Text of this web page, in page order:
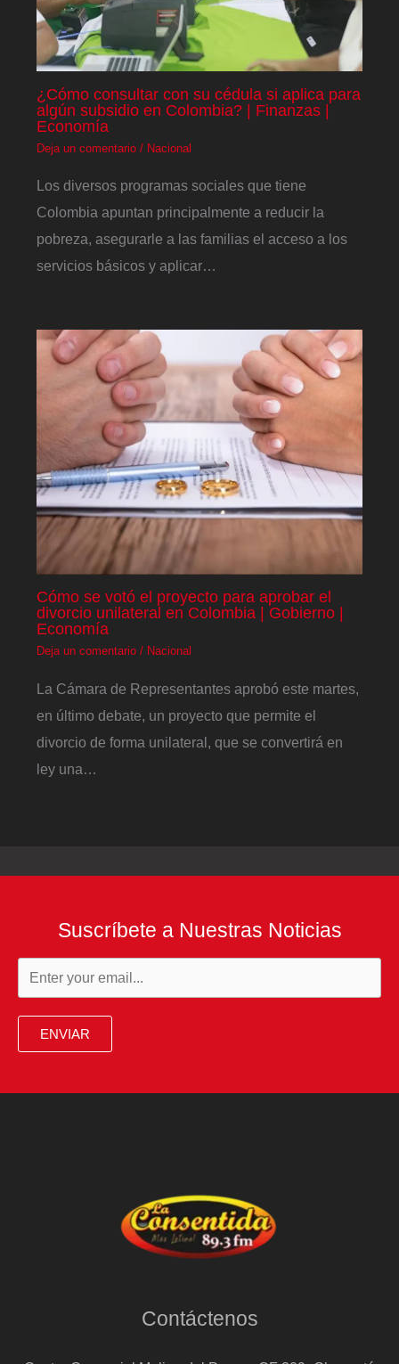
¿Cómo consultar con su cédula si aplica para
algún subsidio en Colombia? | Finanzas |
Economía
Deja un comentario / Nacional
Los diversos programas sociales que tiene
Colombia apuntan principalmente a reducir la
pobreza, asegurarle a las familias el acceso a los
servicios básicos y aplicar…
Cómo se votó el proyecto para aprobar el
divorcio unilateral en Colombia | Gobierno |
Economía
Deja un comentario / Nacional
La Cámara de Representantes aprobó este martes,
en último debate, un proyecto que permite el
divorcio de forma unilateral, que se convertirá en
ley una…
Suscríbete a Nuestras Noticias
ENVIAR
Contáctenos